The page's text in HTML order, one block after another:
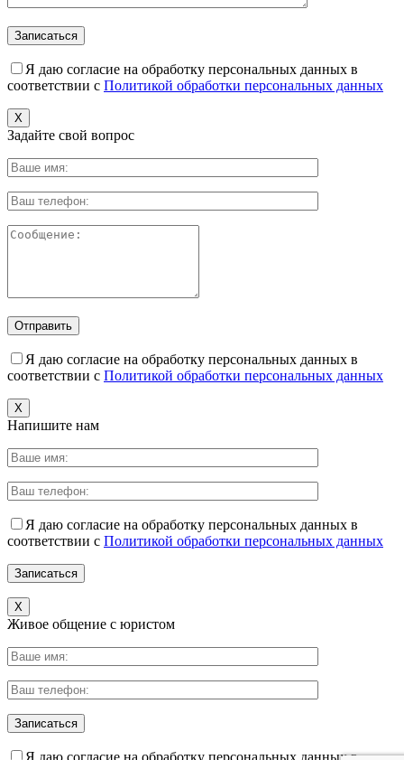
Я даю согласие на обработку персональных данных в
соответствии с Политикой обработки персональных данных
X
Задайте свой вопрос
Я даю согласие на обработку персональных данных в
соответствии с Политикой обработки персональных данных
X
Напишите нам
Я даю согласие на обработку персональных данных в
соответствии с Политикой обработки персональных данных
X
Живое общение с юристом
Я даю согласие на обработку персональных данных в